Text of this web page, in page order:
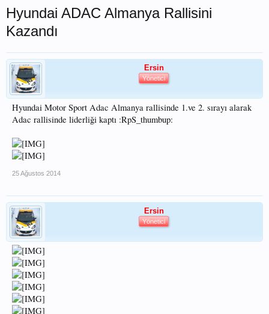
Hyundai ADAC Almanya Rallisini
Kazandı
Ersin
Yönetici
Hyundai Motor Sport Adac Almanya rallisinde 1.ve 2. sırayı alarak
Adac rallisinde liderliği kaptı :RpS_thumbup:
25 Ağustos 2014
Ersin
Yönetici